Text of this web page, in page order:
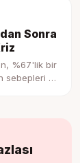
Sonra
%67'lik bir
sebepleri ve